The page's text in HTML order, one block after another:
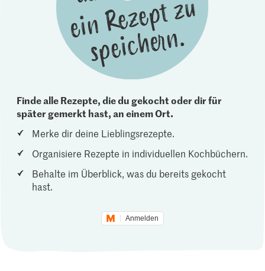
Finde alle Rezepte, die du gekocht oder dir für
später gemerkt hast, an einem Ort.
Merke dir deine Lieblingsrezepte.
Organisiere Rezepte in individuellen Kochbüchern.
Behalte im Überblick, was du bereits gekocht
hast.
Anmelden